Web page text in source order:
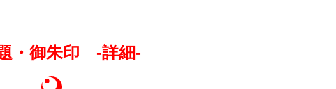
・御朱印 -詳細-